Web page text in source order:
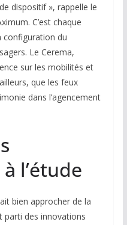
dispositif », rappelle le
C’est chaque
configuration du
Le Cerema,
sur les mobilités et
que les feux
dans l’agencement
l’étude
bien approcher de la
parti des innovations